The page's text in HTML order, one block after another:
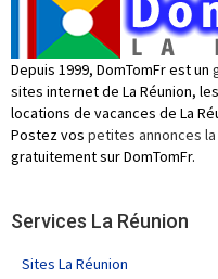
Depuis 1999, DomTomFr est un
sites internet de La Réunion,
locations de vacances de La
Postez vos petites annonces la
gratuitement sur DomTomFr.
Services La Réunion
Sites La Réunion